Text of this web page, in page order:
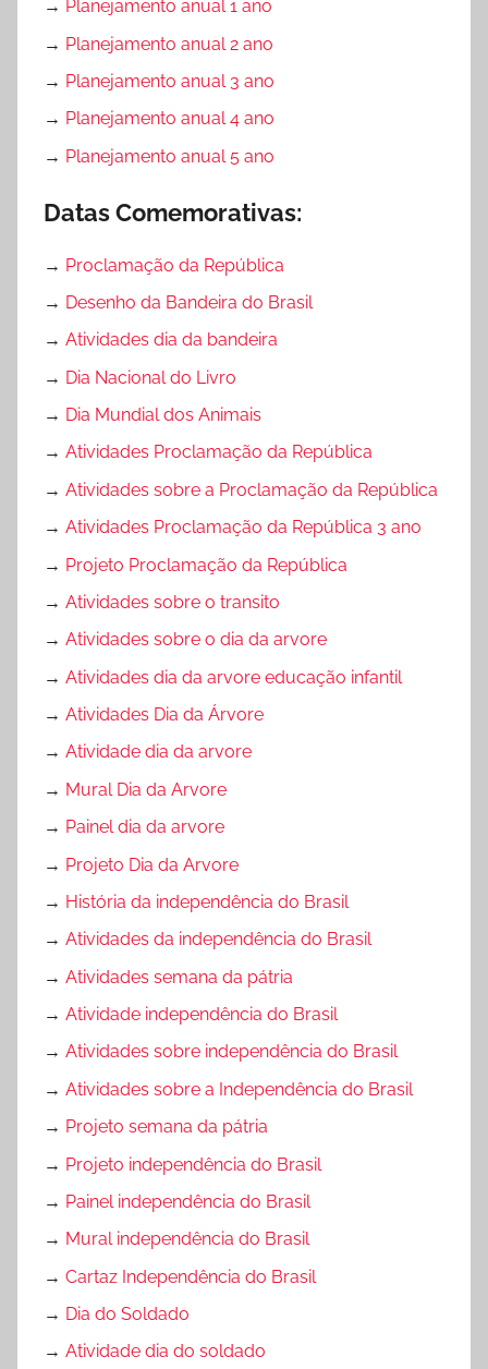
→ Planejamento anual 1 ano
→ Planejamento anual 2 ano
→ Planejamento anual 3 ano
→ Planejamento anual 4 ano
→ Planejamento anual 5 ano
Datas Comemorativas:
→ Proclamação da República
→ Desenho da Bandeira do Brasil
→ Atividades dia da bandeira
→ Dia Nacional do Livro
→ Dia Mundial dos Animais
→ Atividades Proclamação da República
→ Atividades sobre a Proclamação da República
→ Atividades Proclamação da República 3 ano
→ Projeto Proclamação da República
→ Atividades sobre o transito
→ Atividades sobre o dia da arvore
→ Atividades dia da arvore educação infantil
→ Atividades Dia da Árvore
→ Atividade dia da arvore
→ Mural Dia da Arvore
→ Painel dia da arvore
→ Projeto Dia da Arvore
→ História da independência do Brasil
→ Atividades da independência do Brasil
→ Atividades semana da pátria
→ Atividade independência do Brasil
→ Atividades sobre independência do Brasil
→ Atividades sobre a Independência do Brasil
→ Projeto semana da pátria
→ Projeto independência do Brasil
→ Painel independência do Brasil
→ Mural independência do Brasil
→ Cartaz Independência do Brasil
→ Dia do Soldado
→ Atividade dia do soldado